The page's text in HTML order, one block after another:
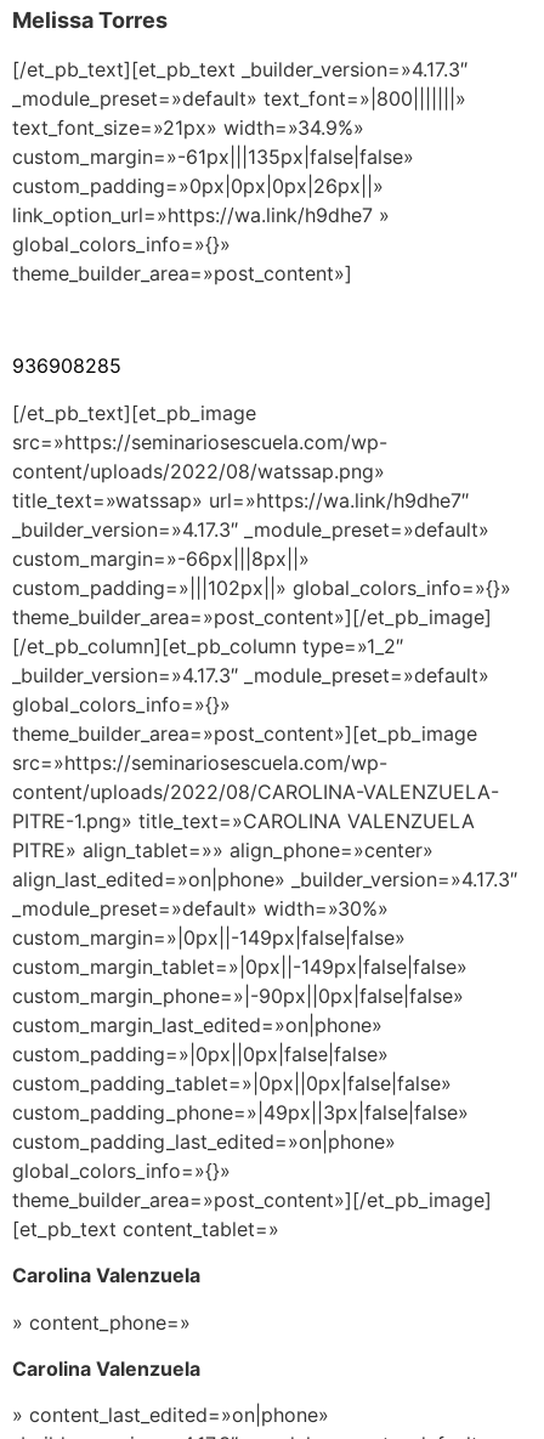
Melissa Torres
[/et_pb_text][et_pb_text _builder_version=»4.17.3″
_module_preset=»default» text_font=»|800|||||||»
text_font_size=»21px» width=»34.9%»
custom_margin=»-61px|||135px|false|false»
custom_padding=»0px|0px|0px|26px||»
link_option_url=»https://wa.link/h9dhe7 »
global_colors_info=»{}»
theme_builder_area=»post_content»]
936908285
[/et_pb_text][et_pb_image
src=»https://seminariosescuela.com/wp-
content/uploads/2022/08/watssap.png»
title_text=»watssap» url=»https://wa.link/h9dhe7″
_builder_version=»4.17.3″ _module_preset=»default»
custom_margin=»-66px|||8px||»
custom_padding=»|||102px||» global_colors_info=»{}»
theme_builder_area=»post_content»][/et_pb_image]
[/et_pb_column][et_pb_column type=»1_2″
_builder_version=»4.17.3″ _module_preset=»default»
global_colors_info=»{}»
theme_builder_area=»post_content»][et_pb_image
src=»https://seminariosescuela.com/wp-
content/uploads/2022/08/CAROLINA-VALENZUELA-
PITRE-1.png» title_text=»CAROLINA VALENZUELA
PITRE» align_tablet=»» align_phone=»center»
align_last_edited=»on|phone» _builder_version=»4.17.3″
_module_preset=»default» width=»30%»
custom_margin=»|0px||-149px|false|false»
custom_margin_tablet=»|0px||-149px|false|false»
custom_margin_phone=»|-90px||0px|false|false»
custom_margin_last_edited=»on|phone»
custom_padding=»|0px||0px|false|false»
custom_padding_tablet=»|0px||0px|false|false»
custom_padding_phone=»|49px||3px|false|false»
custom_padding_last_edited=»on|phone»
global_colors_info=»{}»
theme_builder_area=»post_content»][/et_pb_image]
[et_pb_text content_tablet=»
Carolina Valenzuela
» content_phone=»
Carolina Valenzuela
» content_last_edited=»on|phone»